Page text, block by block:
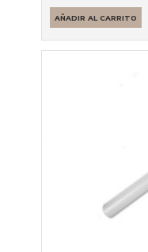
2,40 €.1,80 €.
AÑADIR AL CARRITO